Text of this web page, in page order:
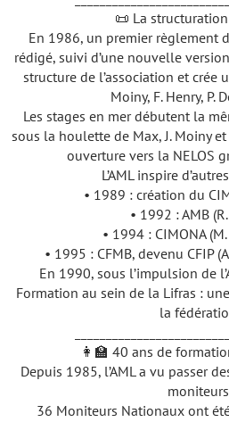
📜 La structuration
En 1986, un premier règlement
rédigé, suivi d’une nouvelle
structure de l’association et crée
Moiny, F. Henry, P.
Les stages en mer débutent la
sous la houlette de Max, J. Moiny
ouverture vers la NELOS
L’AML inspire
• 1989 : création du
• 1992 : AMB
• 1994 : CIMONA
• 1995 : CFMB, devenu CFIP
En 1990, sous l’impulsion de
Formation au sein de la Lifras :
la
👩‍🏫 40 ans de
Depuis 1985, l’AML a vu passer
36 Moniteurs Nationaux ont